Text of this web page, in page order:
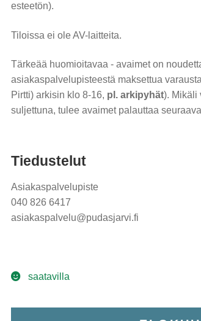
esteetön).
Tiloissa ei ole AV-laitteita.
Tärkeää huomioitavaa - avaimet on
asiakaspalvelupisteestä maksettua
Pirtti) arkisin klo 8-16, pl. arkipyhät). Mikäli
suljettuna, tulee avaimet palauttaa
Tiedustelut
Asiakaspalvelupiste
040 826 6417
asiakaspalvelu@pudasjarvi.fi
saatavilla